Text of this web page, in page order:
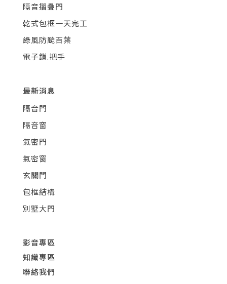
隔音摺疊門
乾式包框一天完工
綠風防颱百葉
電子鎖.把手
最新消息
隔音門
隔音窗
氣密門
氣密窗
玄關門
包框結構
別墅大門
影音專區
知識專區
聯絡我們